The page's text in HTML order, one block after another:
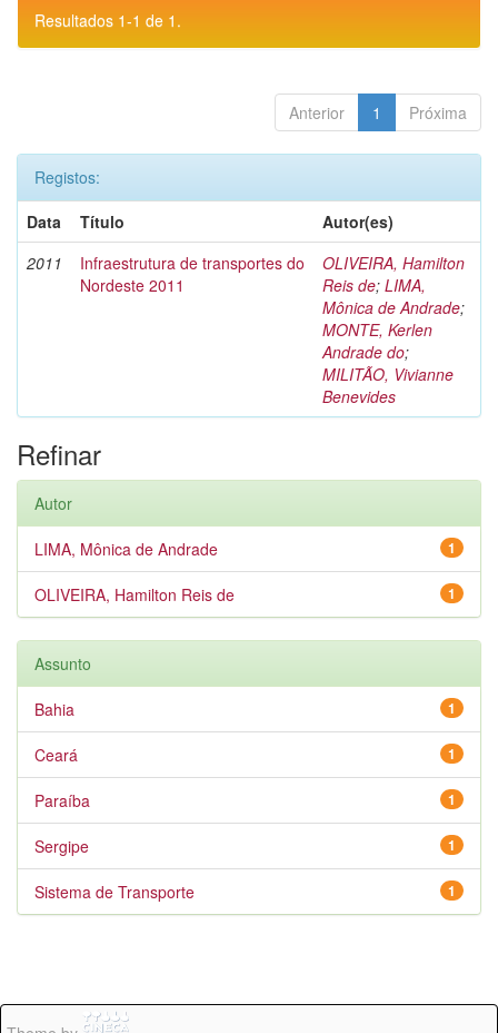
Resultados 1-1 de 1.
Anterior 1 Próxima
Registos:
Data
Título
Autor(es)
2011
Infraestrutura de transportes do
Nordeste 2011
OLIVEIRA, Hamilton
Reis de; LIMA,
Mônica de Andrade;
MONTE, Kerlen
Andrade do;
MILITÃO, Vivianne
Benevides
Refinar
Autor
1
LIMA, Mônica de Andrade
1
OLIVEIRA, Hamilton Reis de
Assunto
1
Bahia
1
Ceará
1
Paraíba
1
Sergipe
1
Sistema de Transporte